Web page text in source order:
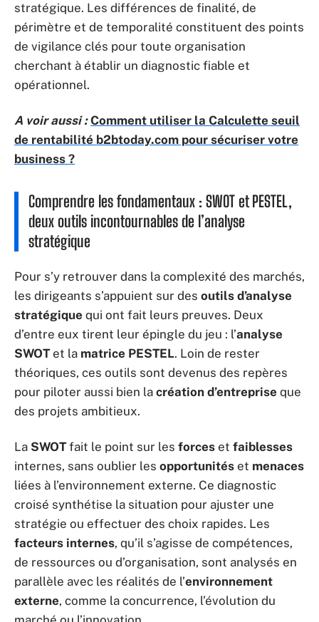
stratégique. Les différences de finalité, de
périmètre et de temporalité constituent des points
de vigilance clés pour toute organisation
cherchant à établir un diagnostic fiable et
opérationnel.
A voir aussi : Comment utiliser la Calculette seuil
de rentabilité b2btoday.com pour sécuriser votre
business ?
Comprendre les fondamentaux : SWOT et PESTEL,
deux outils incontournables de l’analyse
stratégique
Pour s’y retrouver dans la complexité des marchés,
les dirigeants s’appuient sur des outils d’analyse
stratégique qui ont fait leurs preuves. Deux
d’entre eux tirent leur épingle du jeu : l’analyse
SWOTet la matrice PESTEL. Loin de rester
théoriques, ces outils sont devenus des repères
pour piloter aussi bien la création d’entreprise que
des projets ambitieux.
La SWOTfait le point sur les forces et faiblesses
internes, sans oublier les opportunités et menaces
liées à l’environnement externe. Ce diagnostic
croisé synthétise la situation pour ajuster une
stratégie ou effectuer des choix rapides. Les
facteurs internes, qu’il s’agisse de compétences,
de ressources ou d’organisation, sont analysés en
parallèle avec les réalités de l’environnement
externe, comme la concurrence, l’évolution du